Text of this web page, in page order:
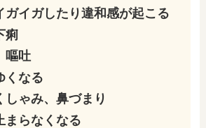
ガイガしたり違和感が起こる
痢
嘔吐
くなる
しゃみ、鼻づまり
まらなくなる